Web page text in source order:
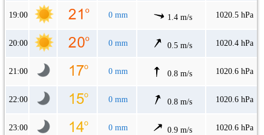
19:00 0 mm 1.4 m/s 1020.5 hPa
20:00 0 mm 0.5 m/s 1020.4 hPa
21:00 0 mm 0.8 m/s 1020.6 hPa
22:00 0 mm 0.8 m/s 1020.6 hPa
23:00 0 mm 0.9 m/s 1020.6 hPa